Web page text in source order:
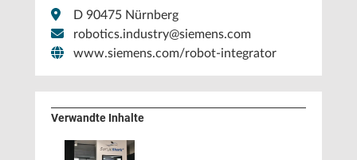
D 90475 Nürnberg
robotics.industry@siemens.com
www.siemens.com/robot-integrator
Verwandte Inhalte